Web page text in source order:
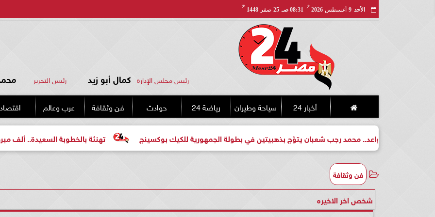
الأحد 9 أغسطس 2026
مـ
08:31 صـ 25 صفر 1448
هـ
رئيس مجلس الإدارة كمال أبو زيد رئيس التحرير
أخبار 24 سياحة وطيران رياضة 24 حوادث فن وثقافة عرب وعالم
تهنئة بالخطوبة السعيدة.. ألف مبروك للعروسين واعد.. محمد رجب شعبان يتوّج بذهبيتين في بطولة الجمهورية للكيك بوكسينج
فن وثقافة
شخص اخر الاخيره